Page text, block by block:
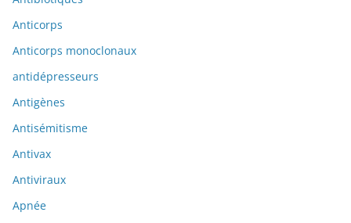
Anticorps
Anticorps monoclonaux
antidépresseurs
Antigènes
Antisémitisme
Antivax
Antiviraux
Apnée